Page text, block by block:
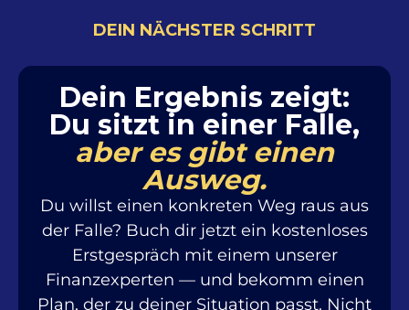
DEIN NÄCHSTER SCHRITT
Dein Ergebnis zeigt:
Du sitzt in einer Falle,
aber es gibt einen
Ausweg.
Du willst einen konkreten Weg raus aus
der Falle? Buch dir jetzt ein kostenloses
Erstgespräch mit einem unserer
Finanzexperten — und bekomm einen
Plan, der zu deiner Situation passt. Nicht